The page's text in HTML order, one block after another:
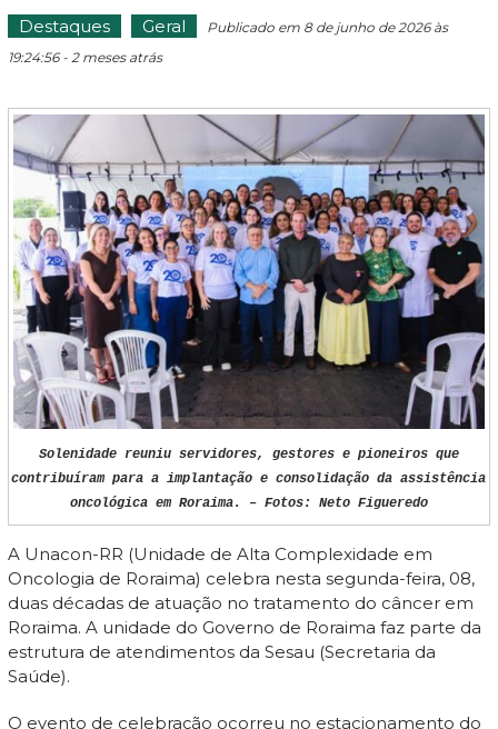
Destaques Geral
Publicado em 8 de junho de 2026 às
19:24:56 - 2 meses atrás
Solenidade reuniu servidores, gestores e pioneiros que
contribuíram para a implantação e consolidação da assistência
oncológica em Roraima. – Fotos: Neto Figueredo
A Unacon-RR (Unidade de Alta Complexidade em
Oncologia de Roraima) celebra nesta segunda-feira, 08,
duas décadas de atuação no tratamento do câncer em
Roraima. A unidade do Governo de Roraima faz parte da
estrutura de atendimentos da Sesau (Secretaria da
Saúde).
O evento de celebração ocorreu no estacionamento do